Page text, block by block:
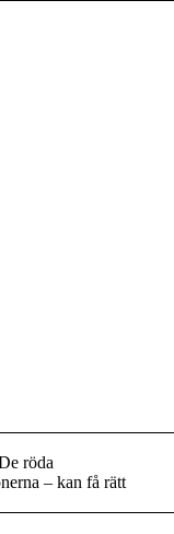
röda
– kan få rätt